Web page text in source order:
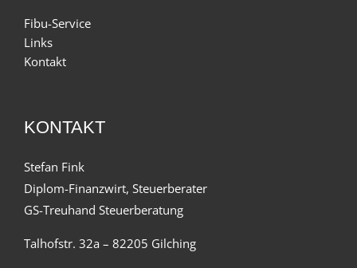
Fibu-Service
Links
Kontakt
KONTAKT
Stefan Fink
Diplom-Finanzwirt, Steuerberater
GS-Treuhand Steuerberatung
Talhofstr. 32a – 82205 Gilching